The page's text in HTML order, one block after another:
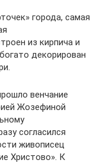
города, самая
из кирпича и
декорирован
венчание
Жозефиной
согласился
живописец
Христово». К